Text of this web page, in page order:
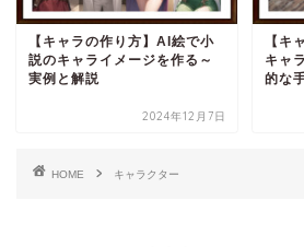
【キャラの作り方】AI絵で小
説のキャライメージを作る～
実例と解説
2024年12月7日
【キ
キャ
的な
HOME キャラクター